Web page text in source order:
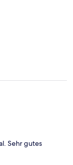
Sehr gutes